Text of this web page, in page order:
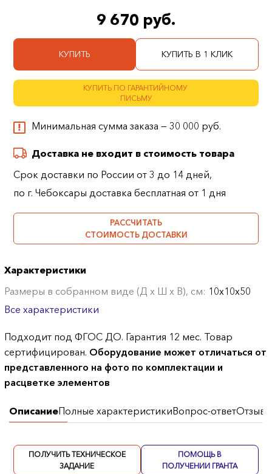
9 670 руб.
КУПИТЬ КУПИТЬ В 1 КЛИК
КУПИТЬ ПО ГАРАНТИЙНОМУ
ПИСЬМУ
Минимальная сумма заказа — 30 000 руб.
Доставка не входит в стоимость товара
Срок доставки по России от 3 до 14 дней,
по г. Чебоксары доставка бесплатная от 1 дня
РАССЧИТАТЬ
СТОИМОСТЬ ДОСТАВКИ
Характеристики
Размеры в собранном виде (Д х Ш х В), см: 10х10х50
Все характеристики
Подходит под ФГОС ДО. Гарантия 12 мес. Товар
сертифицирован. Оборудование может отличаться от
представленного на фото по комплектации и
расцветке элементов
ОписаниеПолные характеристикиВопрос-ответОтзывы
ПОЛУЧИТЬ ТЕХНИЧЕСКОЕ
ЗАДАНИЕ
ПОМОЩЬ В
ПОЛУЧЕНИИ ГРАНТА